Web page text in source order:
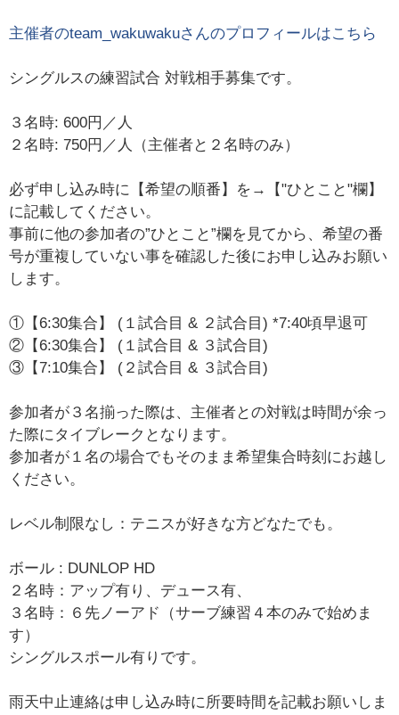
主催者のteam_wakuwakuさんのプロフィールはこちら
シングルスの練習試合 対戦相手募集です。
３名時: 600円／人
２名時: 750円／人（主催者と２名時のみ）
必ず申し込み時に【希望の順番】を→【"ひとこと"欄】
に記載してください。
事前に他の参加者の”ひとこと”欄を見てから、希望の番
号が重複していない事を確認した後にお申し込みお願い
します。
①【6:30集合】 (１試合目 & ２試合目) *7:40頃早退可
②【6:30集合】 (１試合目 & ３試合目)
③【7:10集合】 (２試合目 & ３試合目)
参加者が３名揃った際は、主催者との対戦は時間が余っ
た際にタイブレークとなります。
参加者が１名の場合でもそのまま希望集合時刻にお越し
ください。
レベル制限なし：テニスが好きな方どなたでも。
ボール : DUNLOP HD
２名時：アップ有り、デュース有、
３名時：６先ノーアド（サーブ練習４本のみで始めま
す）
シングルスポール有りです。
雨天中止連絡は申し込み時に所要時間を記載お願いしま